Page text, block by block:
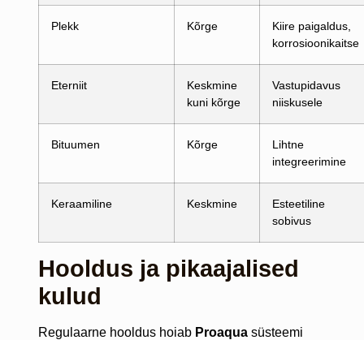
Plekk Kõrge
Kiire paigaldus,
korrosioonikaitse
Eterniit
Keskmine
kuni kõrge
Vastupidavus
niiskusele
Bituumen Kõrge
Lihtne
integreerimine
Keraamiline Keskmine
Esteetiline
sobivus
Hooldus ja pikaajalised
kulud
Regulaarne hooldus hoiab Proaquasüsteemi